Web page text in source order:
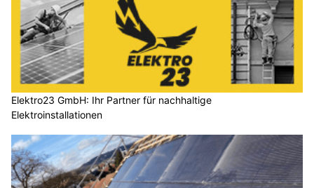
Elektro23 GmbH: Ihr Partner für nachhaltige
Elektroinstallationen